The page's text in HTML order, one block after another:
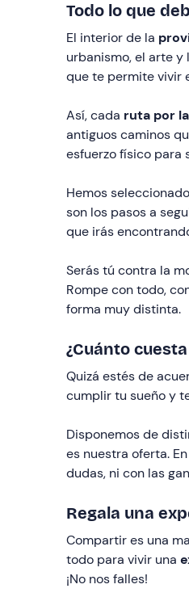
Todo lo que
El interior de la
urbanismo, el arte
que te permite vivir
Así, cada ruta por
antiguos caminos
esfuerzo físico para
Hemos
son los pasos a
que irás
Serás tú contra la
Rompe con todo,
forma muy distinta.
¿Cuánto
Quizá estés de
cumplir tu sueño y
Disponemos de
es nuestra oferta.
dudas, ni con las
Regala una
Compartir es una
todo para vivir una
¡No nos falles!